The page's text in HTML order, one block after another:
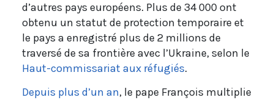
d’autres pays européens. Plus de 34 000 ont
obtenu un statut de protection temporaire et
le pays a enregistré plus de 2 millions de
traversé de sa frontière avec l’Ukraine, selon le
Haut-commissariat aux réfugiés.
Depuis plus d’un an, le pape François multiplie